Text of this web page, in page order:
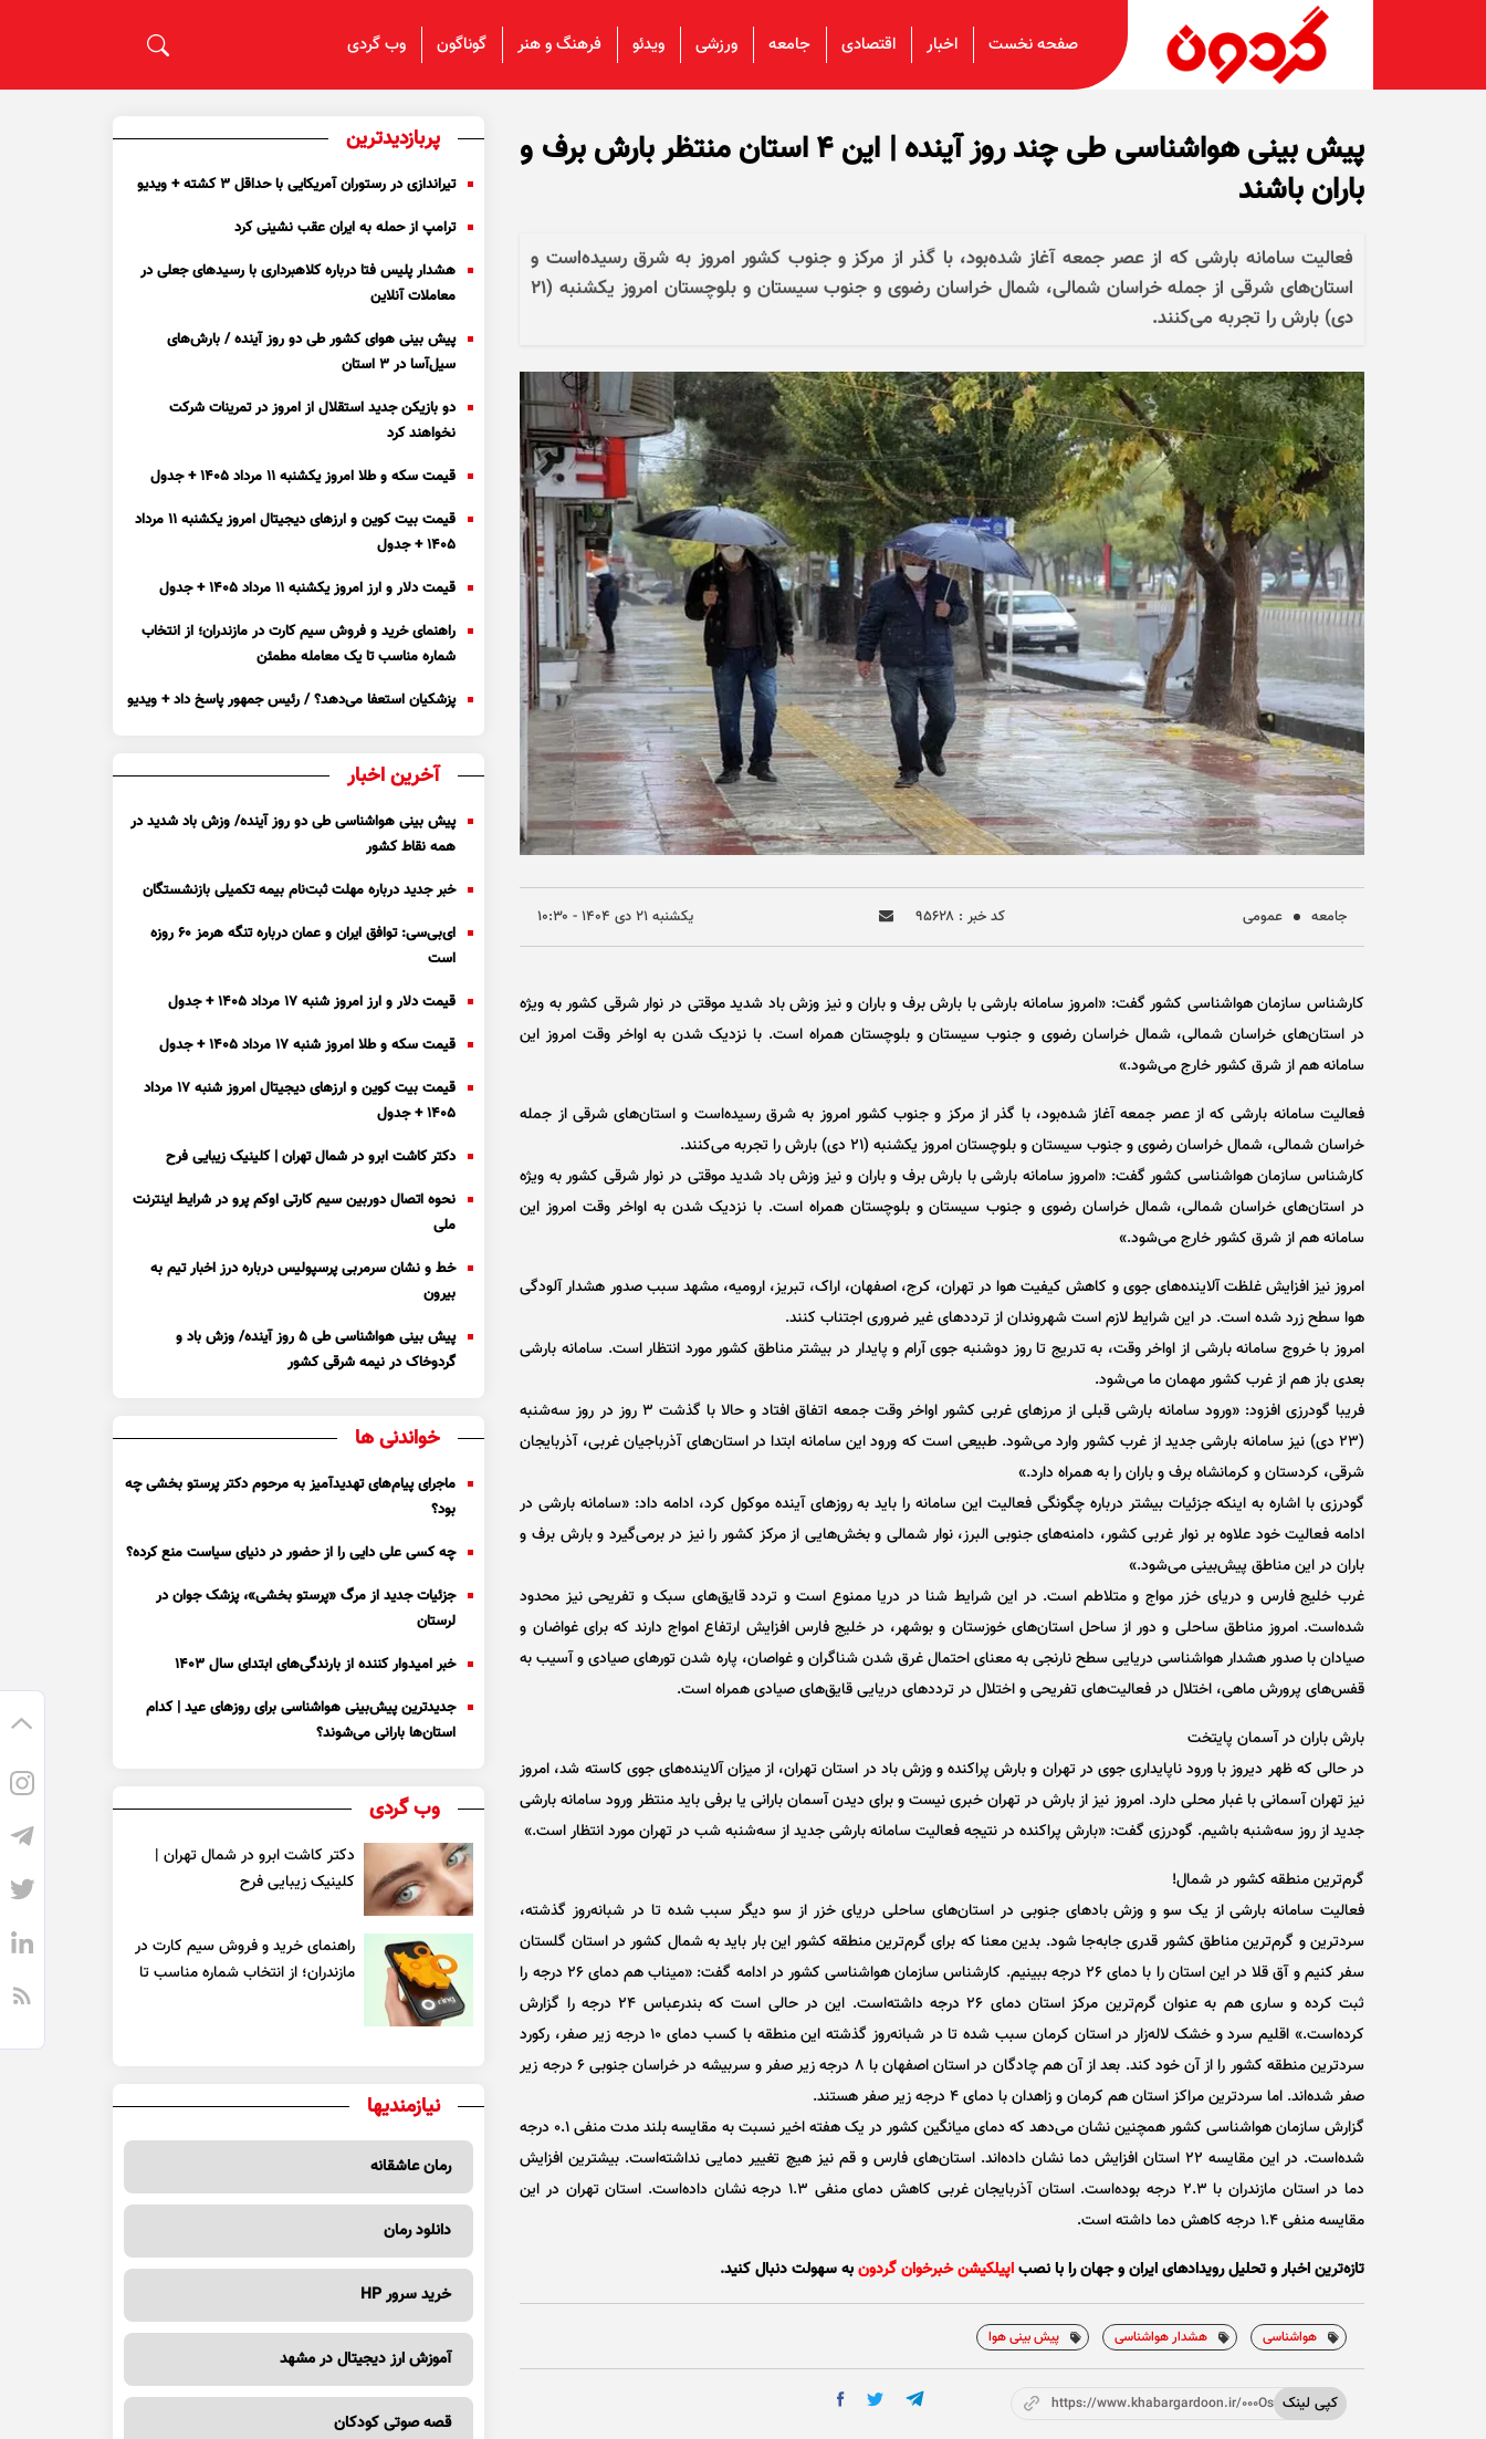
صفحه نخست اخبار اقتصادی جامعه ورزشی ویدئو فرهنگ و هنر گوناگون وب گردی
پیش بینی هواشناسی طی چند روز آینده | این ۴ استان منتظر بارش برف و
باران باشند
فعالیت سامانه بارشی که از عصر جمعه آغاز شده‌بود، با گذر از مرکز و جنوب کشور امروز به شرق رسیده‌است و
استان‌های شرقی از جمله خراسان شمالی، شمال خراسان رضوی و جنوب سیستان و بلوچستان امروز یکشنبه (۲۱
دی) بارش را تجربه می‌کنند.
جامعه عمومی کد خبر : ۹۵۶۲۸ يکشنبه ۲۱ دی ۱۴۰۴ - ۱۰:۳۰
کارشناس سازمان هواشناسی کشور گفت: «امروز سامانه بارشی با بارش برف و باران و نیز وزش باد شدید موقتی در نوار شرقی کشور به ویژه
در استان‌های خراسان شمالی، شمال خراسان رضوی و جنوب سیستان و بلوچستان همراه است. با نزدیک شدن به اواخر وقت امروز این
سامانه هم از شرق کشور خارج می‌شود.»
فعالیت سامانه بارشی که از عصر جمعه آغاز شده‌بود، با گذر از مرکز و جنوب کشور امروز به شرق رسیده‌است و استان‌های شرقی از جمله
خراسان شمالی، شمال خراسان رضوی و جنوب سیستان و بلوچستان امروز یکشنبه (۲۱ دی) بارش را تجربه می‌کنند.
کارشناس سازمان هواشناسی کشور گفت: «امروز سامانه بارشی با بارش برف و باران و نیز وزش باد شدید موقتی در نوار شرقی کشور به ویژه
در استان‌های خراسان شمالی، شمال خراسان رضوی و جنوب سیستان و بلوچستان همراه است. با نزدیک شدن به اواخر وقت امروز این
سامانه هم از شرق کشور خارج می‌شود.»
امروز نیز افزایش غلظت آلاینده‌های جوی و کاهش کیفیت هوا در تهران، کرج، اصفهان، اراک، تبریز، ارومیه، مشهد سبب صدور هشدار آلودگی
هوا سطح زرد شده است. در این شرایط لازم است شهروندان از تردد‌های غیر ضروری اجتناب کنند.
امروز با خروج سامانه بارشی از اواخر وقت، به تدریج تا روز دوشنبه جوی آرام و پایدار در بیشتر مناطق کشور مورد انتظار است. سامانه بارشی
بعدی باز هم از غرب کشور مهمان ما می‌شود.
فریبا گودرزی افزود: «ورود سامانه بارشی قبلی از مرز‌های غربی کشور اواخر وقت جمعه اتفاق افتاد و حالا با گذشت ۳ روز در روز سه‌شنبه
(۲۳ دی) نیز سامانه بارشی جدید از غرب کشور وارد می‌شود. طبیعی است که ورود این سامانه ابتدا در استان‌های آذرباجیان غربی، آذربایجان
شرقی، کردستان و کرمانشاه برف و باران را به همراه دارد.»
گودرزی با اشاره به اینکه جزئیات بیشتر درباره چگونگی فعالیت این سامانه را باید به روز‌های آینده موکول کرد، ادامه داد: «سامانه بارشی در
ادامه فعالیت خود علاوه بر نوار غربی کشور، دامنه‌های جنوبی البرز، نوار شمالی و بخش‌هایی از مرکز کشور را نیز در برمی‌گیرد و بارش برف و
باران در این مناطق پیش‌بینی می‌شود.»
غرب خلیج فارس و دریای خزر مواج و متلاطم است. در این شرایط شنا در دریا ممنوع است و تردد قایق‌های سبک و تفریحی نیز محدود
شده‌است. امروز مناطق ساحلی و دور از ساحل استان‌های خوزستان و بوشهر، در خلیج فارس افزایش ارتفاع امواج دارند که برای غواضان و
صیادان با صدور هشدار هواشناسی دریایی سطح نارنجی به معنای احتمال غرق شدن شناگران و غواصان، پاره شدن تور‌های صیادی و آسیب به
قفس‌های پرورش ماهی، اختلال در فعالیت‌های تفریحی و اختلال در تردد‌های دریایی قایق‌های صیادی همراه است.
بارش باران در آسمان پایتخت
در حالی که ظهر دیروز با ورود ناپایداری جوی در تهران و بارش پراکنده و وزش باد در استان تهران، از میزان آلاینده‌های جوی کاسته شد، امروز
نیز تهران آسمانی با غبار محلی دارد. امروز نیز از بارش در تهران خبری نیست و برای دیدن آسمان بارانی یا برفی باید منتظر ورود سامانه بارشی
جدید از روز سه‌شنبه باشیم. گودرزی گفت: «بارش پراکنده در نتیجه فعالیت سامانه بارشی جدید از سه‌شنبه شب در تهران مورد انتظار است.»
گرم‌ترین منطقه کشور در شمال!
فعالیت سامانه بارشی از یک سو و وزش باد‌های جنوبی در استان‌های ساحلی دریای خزر از سو دیگر سبب شده تا در شبانه‌روز گذشته،
سردترین و گرم‌ترین مناطق کشور قدری جابه‌جا شود. بدین معنا که برای گرم‌ترین منطقه کشور این بار باید به شمال کشور در استان گلستان
سفر کنیم و آق قلا در این استان را با دمای ۲۶ درجه ببینیم. کارشناس سازمان هواشناسی کشور در ادامه گفت: «میناب هم دمای ۲۶ درجه را
ثبت کرده و ساری هم به عنوان گرم‌ترین مرکز استان دمای ۲۶ درجه داشته‌است. این در حالی است که بندرعباس ۲۴ درجه را گزارش
کرده‌است.» اقلیم سرد و خشک لاله‌زار در استان کرمان سبب شده تا در شبانه‌روز گذشته این منطقه با کسب دمای ۱۰ درجه زیر صفر، رکورد
سردترین منطقه کشور را از آن خود کند. بعد از آن هم چادگان در استان اصفهان با ۸ درجه زیر صفر و سربیشه در خراسان جنوبی ۶ درجه زیر
صفر شده‌اند. اما سردترین مراکز استان هم کرمان و زاهدان با دمای ۴ درجه زیر صفر هستند.
گزارش سازمان هواشناسی کشور همچنین نشان می‌دهد که دمای میانگین کشور در یک هفته اخیر نسبت به مقایسه بلند مدت منفی ۰.۱ درجه
شده‌است. در این مقایسه ۲۲ استان افزایش دما نشان داده‌اند. استان‌های فارس و قم نیز هیچ تغییر دمایی نداشته‌است. بیشترین افزایش
دما در استان مازندران با ۲.۳ درجه بوده‌است. استان آذربایجان غربی کاهش دمای منفی ۱.۳ درجه نشان داده‌است. استان تهران در این
مقایسه منفی ۱.۴ درجه کاهش دما داشته است.
تازه‌ترین اخبار و تحلیل‌ رویدادهای ایران و جهان را با نصباپیلکیشن خبرخوان گردونبه سهولت دنبال کنید.
هواشناسی هشدار هواشناسی پیش بینی هوا
کپی لینکhttps://www.khabargardoon.ir/000OsO
پربازدیدترین
تیراندازی در رستوران آمریکایی با حداقل ۳ کشته + ویدیو
ترامپ از حمله به ایران عقب نشینی کرد
هشدار پلیس فتا درباره کلاهبرداری با رسید‌های جعلی در
معاملات آنلاین
پیش بینی هوای کشور طی دو روز آینده / بارش‌های
سیل‌آسا در ۳ استان
دو بازیکن جدید استقلال از امروز در تمرینات شرکت
نخواهند کرد
قیمت سکه و طلا امروز یکشنبه ۱۱ مرداد ۱۴۰۵ + جدول
قیمت بیت کوین و ارز‌های دیجیتال امروز یکشنبه ۱۱ مرداد
۱۴۰۵ + جدول
قیمت دلار و ارز امروز یکشنبه ۱۱ مرداد ۱۴۰۵ + جدول
راهنمای خرید و فروش سیم کارت در مازندران؛ از انتخاب
شماره مناسب تا یک معامله مطمئن
پزشکیان استعفا می‌دهد؟ / رئیس جمهور پاسخ داد + ویدیو
آخرین اخبار
پیش بینی هواشناسی طی دو روز آینده/ وزش باد شدید در
همه نقاط کشور
خبر جدید درباره مهلت ثبت‌نام بیمه تکمیلی بازنشستگان
ای‌بی‌سی: توافق ایران و عمان درباره تنگه هرمز ۶۰ روزه
است
قیمت دلار و ارز امروز شنبه ۱۷ مرداد ۱۴۰۵ + جدول
قیمت سکه و طلا امروز شنبه ۱۷ مرداد ۱۴۰۵ + جدول
قیمت بیت کوین و ارز‌های دیجیتال امروز شنبه ۱۷ مرداد
۱۴۰۵ + جدول
دکتر کاشت ابرو در شمال تهران | کلینیک زیبایی فرح
نحوه اتصال دوربین سیم کارتی اوکم پرو در شرایط اینترنت
ملی
خط و نشان سرمربی پرسپولیس درباره درز اخبار تیم به
بیرون
پیش بینی هواشناسی طی ۵ روز آینده/ وزش باد و
گردوخاک در نیمه شرقی کشور
خواندنی ها
ماجرای پیام‌های تهدیدآمیز به مرحوم دکتر پرستو بخشی چه
بود؟
چه کسی علی دایی را از حضور در دنیای سیاست منع کرده؟
جزئیات جدید از مرگ «پرستو بخشی»، پزشک جوان در
لرستان
خبر امیدوار کننده از بارندگی‌های ابتدای سال ۱۴۰۳
جدیدترین پیش‌بینی هواشناسی برای روزهای عید | کدام
استان‌ها بارانی می‌شوند؟
وب گردی
دکتر کاشت ابرو در شمال تهران |
کلینیک زیبایی فرح
راهنمای خرید و فروش سیم کارت در
مازندران؛ از انتخاب شماره مناسب تا
نیازمندیها
رمان عاشقانه
دانلود رمان
خرید سرور HP
آموزش ارز دیجیتال در مشهد
قصه صوتی کودکان